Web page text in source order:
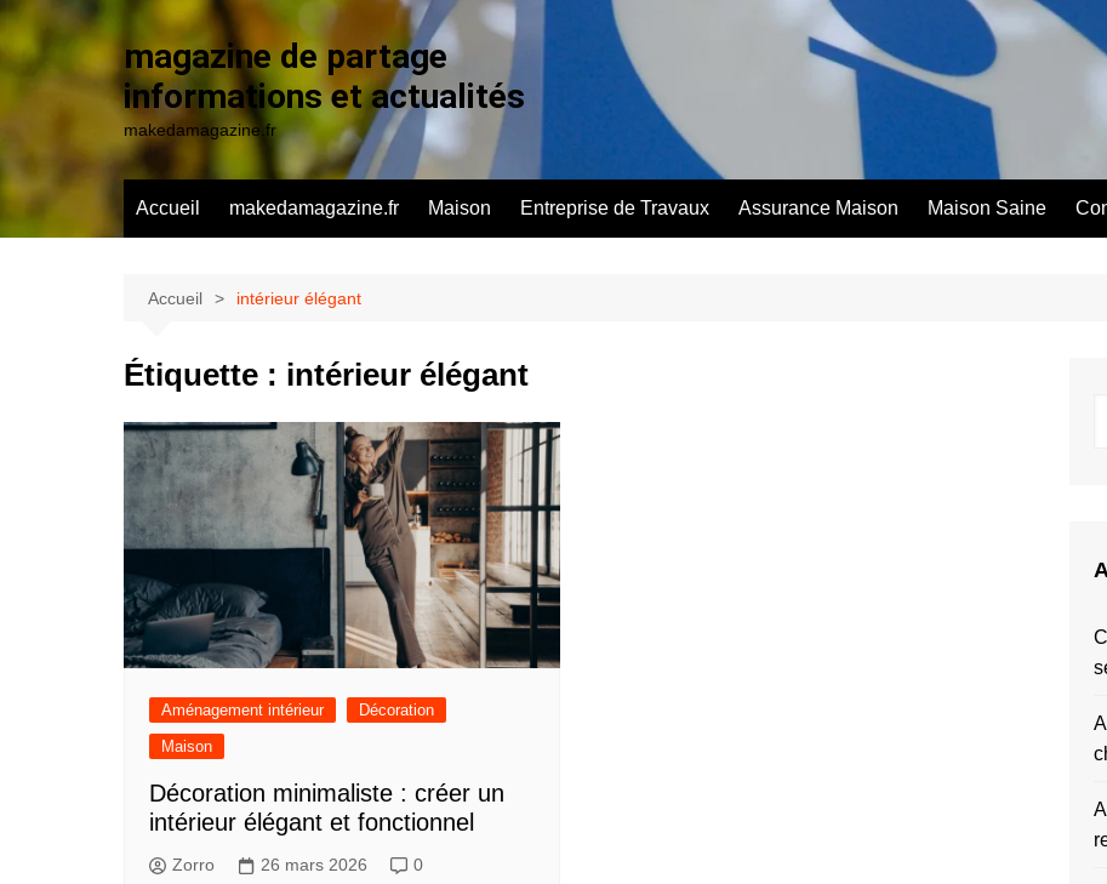
Aller
contenu
magazine de partage
informations et actualités
makedamagazine.fr
Accueil makedamagazine.fr Maison Entreprise de Travaux Assurance Maison Maison Saine
Accueil intérieur élégant
Étiquette : intérieur élégant
Aménagement intérieur
Décoration
Maison
Décoration minimaliste : créer un
intérieur élégant et fonctionnel
Zorro 26 mars 2026 0